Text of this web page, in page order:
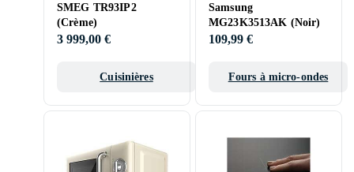
SMEG TR93IP2
(Crème)
3 999,00 €
Cuisinières
Samsung
MG23K3513AK (Noir)
109,99 €
Fours à micro-ondes